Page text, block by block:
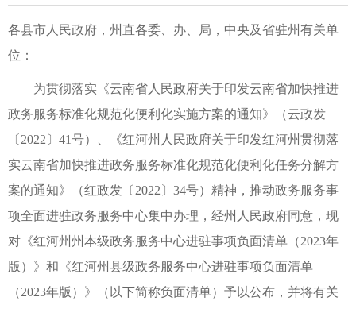
各县市人民政府，州直各委、办、局，中央及省驻州有关单
位：
为贯彻落实《云南省人民政府关于印发云南省加快推进
政务服务标准化规范化便利化实施方案的通知》（云政发
〔2022〕41号）、《红河州人民政府关于印发红河州贯彻落
实云南省加快推进政务服务标准化规范化便利化任务分解方
案的通知》（红政发〔2022〕34号）精神，推动政务服务事
项全面进驻政务服务中心集中办理，经州人民政府同意，现
对《红河州州本级政务服务中心进驻事项负面清单（2023年
版）》和《红河州县级政务服务中心进驻事项负面清单
（2023年版）》（以下简称负面清单）予以公布，并将有关